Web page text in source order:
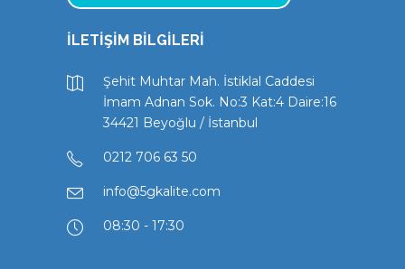
İLETİŞİM BİLGİLERİ
Şehit Muhtar Mah. İstiklal Caddesi
İmam Adnan Sok. No:3 Kat:4 Daire:16
34421 Beyoğlu / İstanbul
0212 706 63 50
info@5gkalite.com
08:30 - 17:30